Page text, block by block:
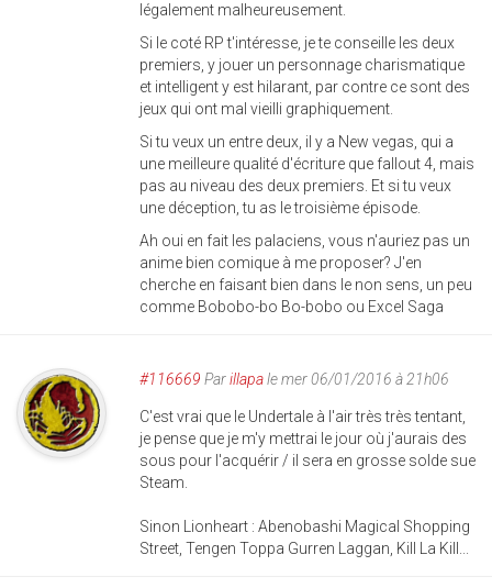
légalement malheureusement.
Si le coté RP t'intéresse, je te conseille les deux
premiers, y jouer un personnage charismatique
et intelligent y est hilarant, par contre ce sont des
jeux qui ont mal vieilli graphiquement.
Si tu veux un entre deux, il y a New vegas, qui a
une meilleure qualité d'écriture que fallout 4, mais
pas au niveau des deux premiers. Et si tu veux
une déception, tu as le troisième épisode.
Ah oui en fait les palaciens, vous n'auriez pas un
anime bien comique à me proposer? J'en
cherche en faisant bien dans le non sens, un peu
comme Bobobo-bo Bo-bobo ou Excel Saga
#116669 Parillapale mer 06/01/2016 à 21h06
C'est vrai que le Undertale à l'air très très tentant,
je pense que je m'y mettrai le jour où j'aurais des
sous pour l'acquérir / il sera en grosse solde sue
Steam.
Sinon Lionheart : Abenobashi Magical Shopping
Street, Tengen Toppa Gurren Laggan, Kill La Kill...